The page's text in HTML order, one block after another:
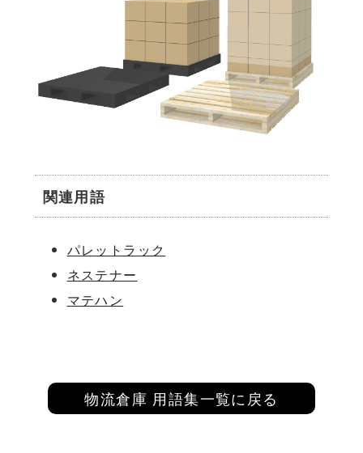
関連用語
パレットラック
ネステナー
マテハン
物流倉庫 用語集一覧に戻る